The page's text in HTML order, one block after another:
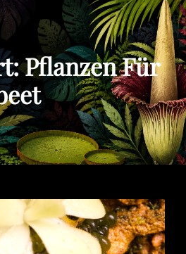
Pflanzen Für